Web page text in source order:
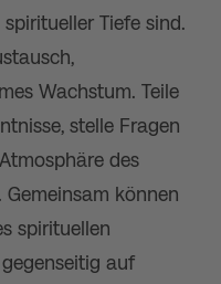
Tiefe sind.
Wachstum. Teile
stelle Fragen
des
können
spirituellen
auf